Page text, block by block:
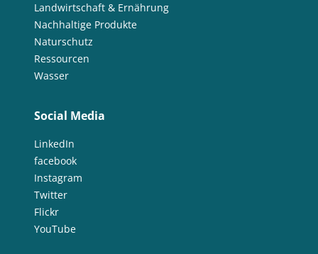
Landwirtschaft & Ernährung
Nachhaltige Produkte
Naturschutz
Ressourcen
Wasser
Social Media
LinkedIn
facebook
Instagram
Twitter
Flickr
YouTube